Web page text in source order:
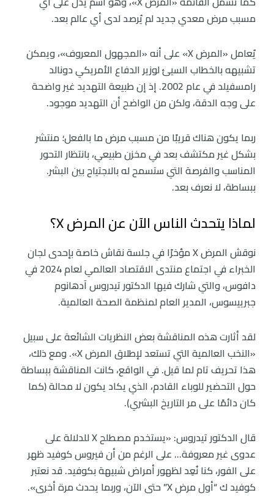
مسبب مرض معدي جديد لم يُرصد لدى أي عالم بعد.
يُعامل «المرض X» على أنه «المجهول المعروف»، ويمكن
تشبيهه بالخطاب السيئ لوزير الدفاع الأمريكي دونالد
رامسفيلد في عام 2002. إذ إن طبيعة التهديد غير واضحة
على وجه الدقة، ولكن من الواضح أن التهديد موجود.
ربما يكون هناك قريبًا من مسبب مرض ما بالفعل؛ منتشر
بشكل غير مكتشف بعد في مخزن طبيعي، بانتظار التحور
المناسب والفرصة التي ستسمح له بالاجتياح بين البشر.
ببساطة، لا نعرف بعد.
لماذا يتحدث الناس الآن عن المرض X؟
نوقش المرض X مؤخرًا في جلسة نقاش خاصة بإحدى لجان
الخبراء في اجتماع منتدى الاقتصاد العالمي لعام 2024 في
دافوس، والتي شارك فيها الدكتور تيدروس آدهانوم
جبرييسوس، المدير العام لمنظمة الصحة العالمية.
لقد أثارت هذه المناقشة بعض النظريات الشائعة على سبيل
«النخب العالمية التي تستعد لإطلاق المرض X». ومع ذلك،
هذا تحريف تام لما قيل. في الواقع، كانت المناقشة ببساطة
حول التحضير للوباء القادم، الذي يكاد يكون لا محالة (كما
كان دائمًا على مر التاريخ البشري).
قال الدكتور تيدروس: «يستخدم مصطلح X للدلالة على
عدوى غير معروفة… على الرغم من أن فيروس كوفيد ظهر
على الفور، كنا نُعِد لظهور أمراض شبيهة بكوفيد. قد نعتبر
كوفيد ك “أول مرض X” حتى الآن، وربما يحدث مرة أخرى».